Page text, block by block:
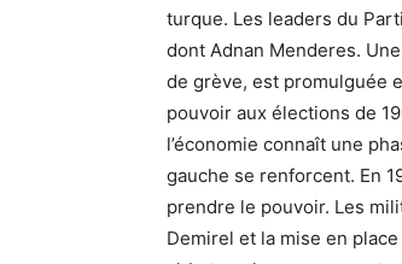
turque. Les leaders du
dont Adnan Menderes.
de grève, est promulguée
pouvoir aux élections de
l’économie connaît une
gauche se renforcent. En
prendre le pouvoir. Les
Demirel et la mise en